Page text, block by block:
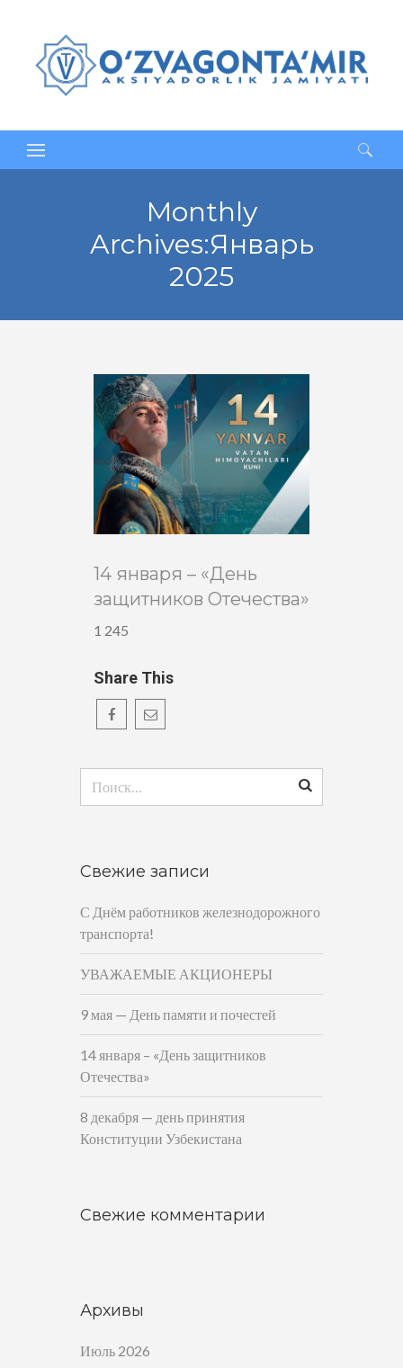
Найти:
Monthly
Archives:Январь
2025
14 января – «День
защитников Отечества»
1 245
Share This
Свежие записи
С Днём работников железнодорожного
транспорта!
УВАЖАЕМЫЕ АКЦИОНЕРЫ
9 мая — День памяти и почестей
14 января – «День защитников
Отечества»
8 декабря — день принятия
Конституции Узбекистана
Свежие комментарии
Архивы
Июль 2026